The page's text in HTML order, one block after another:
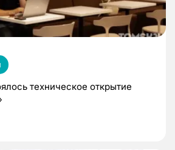
техническое открытие